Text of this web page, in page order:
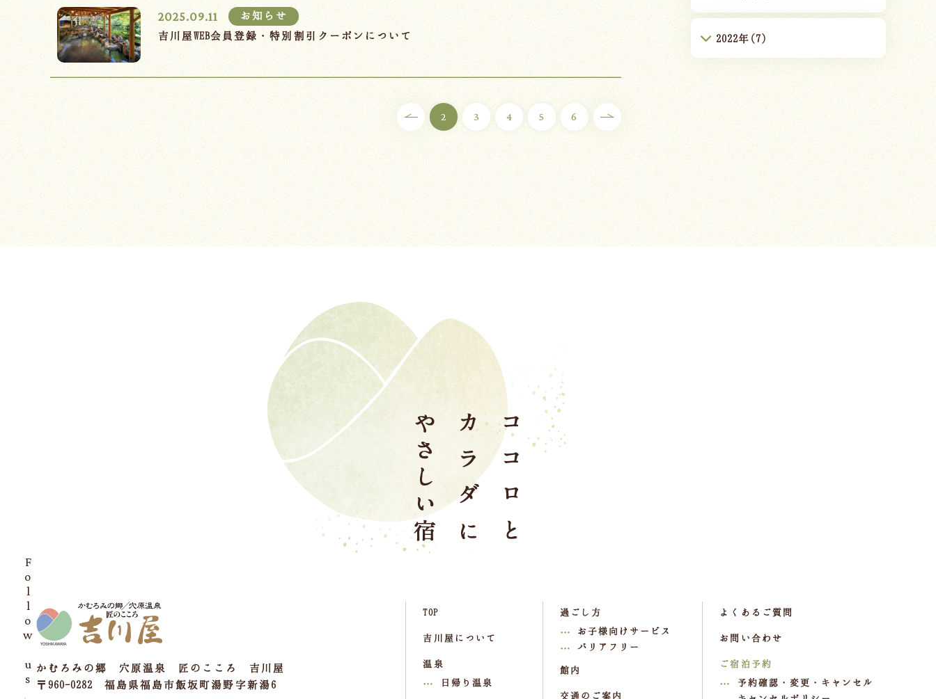
2025.09.11
お知らせ
吉川屋WEB会員登録・特別割引クーポンについて
2 3 4 5 6
2022年(7)
かむろみの郷 穴原温泉 匠のこころ 吉川屋
〒960-0282 福島県福島市飯坂町湯野字新湯6
TOP
吉川屋について
温泉
日帰り温泉
過ごし方
お子様向けサービス
バリアフリー
館内
交通のご案内
よくあるご質問
お問い合わせ
ご宿泊予約
予約確認・変更・キャンセル
Follow us